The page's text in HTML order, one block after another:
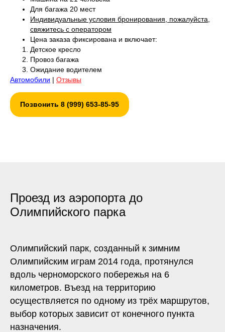
Для багажа 20 мест
Индивидуальные условия бронирования, пожалуйста,
свяжитесь с оператором
Цена заказа фиксирована и включает:
Детское кресло
Провоз багажа
Ожидание водителем
Автомобили | Отзывы
Позвонить 8 (999) 653-85-95
Проезд из аэропорта до
Олимпийского парка
Олимпийский парк, созданный к зимним
Олимпийским играм 2014 года, протянулся
вдоль черноморского побережья на 6
километров. Въезд на территорию
осуществляется по одному из трёх маршрутов,
выбор которых зависит от конечного пункта
назначения.